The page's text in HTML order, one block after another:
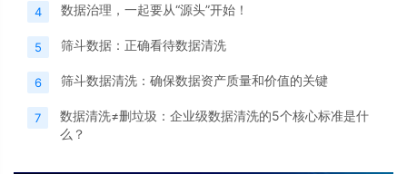
4 数据治理，一起要从“源头”开始！
5 筛斗数据：正确看待数据清洗
6 筛斗数据清洗：确保数据资产质量和价值的关键
7
数据清洗≠删垃圾：企业级数据清洗的5个核心标准是什
么？